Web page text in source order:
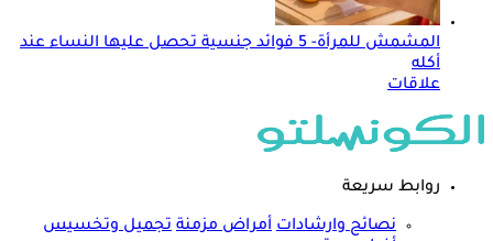
المشمش للمرأة- 5 فوائد جنسية تحصل عليها النساء عند
أكله
علاقات
روابط سريعة
نصائح وارشادات أمراض مزمنة تجميل وتخسيس